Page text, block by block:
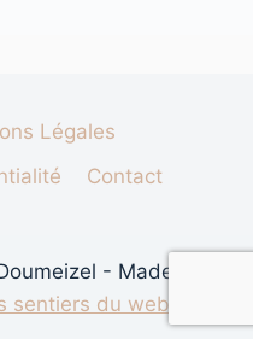
Légales
Contact
- Made with
sentiers du web